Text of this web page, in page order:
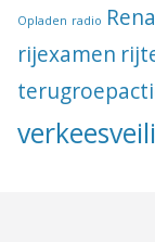
Opladen radio
rijexamen